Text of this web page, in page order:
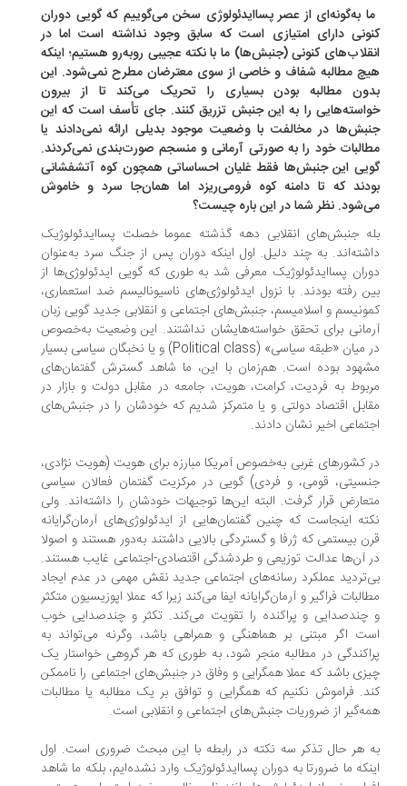
به‌گونه‌ای از عصر پساایدئولوژی سخن می‌گوییم که گویی دوران
دارای امتیازی است که سابق وجود نداشته است اما در
کنونی (جنبش‌ها) ما با نکته عجیبی روبه‌رو هستیم؛ اینکه
مطالبه شفاف و خاصی از سوی معترضان مطرح نمی‌شود. این
مطالبه بودن بسیاری را تحریک می‌کند تا از بیرون
را به این جنبش تزریق کنند. جای تأسف است که این
در مخالفت با وضعیت موجود بدیلی ارائه نمی‌دادند یا
خود را به صورتی آرمانی و منسجم صورت‌بندی نمی‌کردند.
این جنبش‌ها فقط غلیان احساساتی همچون کوه آتشفشانی
که تا دامنه کوه فرومی‌ریزد اما همان‌جا سرد و خاموش
نظر شما در این باره چیست؟
جنبش‌های انقلابی دهه گذشته عموما خصلت پساایدئولوژیک
به چند دلیل. اول اینکه دوران پس از جنگ سرد به‌عنوان
پساایدئولوژیک معرفی شد به طوری که گویی ایدئولوژی‌ها از
رفته بودند. با نزول ایدئولوژی‌های ناسیونالیسم ضد استعماری،
و اسلامیسم، جنبش‌های اجتماعی و انقلابی جدید گویی زبان
برای تحقق خواسته‌هایشان نداشتند. این وضعیت به‌خصوص
در میان «طبقه سیاسی» (Political class) و یا نخبگان سیاسی بسیار
بوده است. هم‌زمان با این، ما شاهد گسترش گفتمان‌های
به فردیت، کرامت، هویت، جامعه در مقابل دولت و بازار در
اقتصاد دولتی و یا متمرکز شدیم که خودشان را در جنبش‌های
اخیر نشان دادند.
کشورهای غربی به‌خصوص آمریکا مبارزه برای هویت (هویت نژادی،
قومی، و فردی)‌ گویی در مرکزیت گفتمان فعالان سیاسی
قرار گرفت. البته این‌ها توجیهات خودشان را داشته‌اند. ولی
اینجاست که چنین گفتمان‌هایی از ایدئولوژی‌های آرمان‌گرایانه
بیستمی که ژرفا و گستردگی بالایی داشتند به‌دور هستند و اصولا
آن‌ها عدالت توزیعی و طردشدگی اقتصادی-اجتماعی غایب هستند.
عملکرد رسانه‌های اجتماعی جدید نقش مهمی در عدم ایجاد
فراگیر و آرمان‌گرایانه ایفا می‌کند زیرا که عملا اپوزیسیون متکثر
و پراکنده را تقویت می‌کند. تکثر و چندصدایی خوب
اگر مبتنی بر هماهنگی و همراهی باشد، وگرنه می‌تواند به
در مطالبه منجر شود، به‌ طوری که هر گروهی خواستار یک
باشد که عملا همگرایی و وفاق در جنبش‌های اجتماعی را ناممکن
فراموش نکنیم که همگرایی و توافق بر یک مطالبه یا مطالبات
از ضروریات جنبش‌های اجتماعی و انقلابی است.
هر حال تذکر سه نکته در رابطه با این مبحث ضروری است. اول
ما ضرورتا به دوران پساایدئولوژیک وارد نشده‌ایم، بلکه ما شاهد